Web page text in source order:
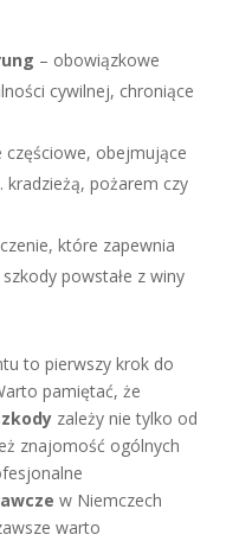
– obowiązkowe
cywilnej, chroniące
częściowe, obejmujące
pożarem czy
które zapewnia
powstałe z winy
to pierwszy krok do
pamiętać, że
zależy nie tylko od
znajomość ogólnych
w Niemczech
warto